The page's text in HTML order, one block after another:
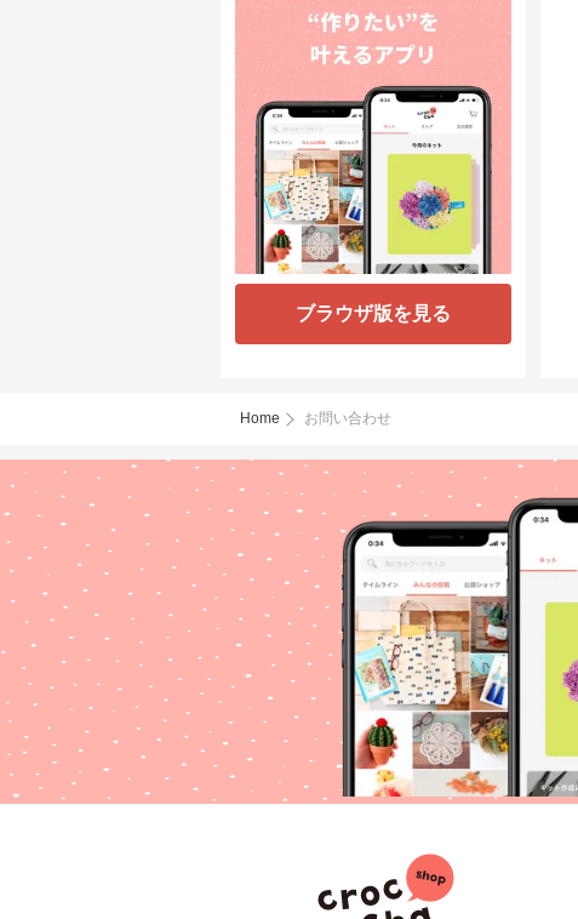
ブラウザ版を見る
Home お問い合わせ